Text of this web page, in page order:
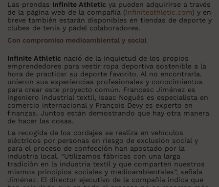
Las prendas Infinite Athletic ya pueden adquirirse a través
de la página web de la compañía (Infiniteathletic.com) y en
breve también estarán disponibles en tiendas de deporte y
clubes de tenis y pádel colaboradores.
Con compromiso medioambiental y social
Infinite Athletic nació de la inquietud de los propios
emprendedores para vestir ropa deportiva sostenible a la
hora de practicar su deporte favorito. Al no encontrarla,
unieron sus experiencias profesionales y conocimientos
para crear este proyecto común. Francesc Jiménez es
ingeniero industrial textil, Isaac Nogués es especialista en
comercio internacional y François Devy es experto en
finanzas. Juntos están demostrando que hay otra manera
de hacer las cosas.
La recogida de los cordajes se realiza en vehículos
eléctricos por personas en riesgo de exclusión social y
para el proceso de confección han apostado por la
industria local. “Utilizamos fábricas con una larga
tradición en la industria textil y que comparten nuestros
mismos principios sociales y medioambientales”, señala
Jiménez. El director ejecutivo de la compañía indica que